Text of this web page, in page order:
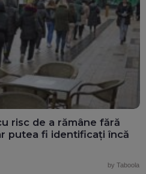
risc de a rămâne fără
putea fi identificați încă
by Taboola